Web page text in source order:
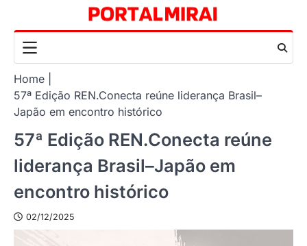
content
Home
57ª Edição REN.Conecta reúne liderança Brasil–
Japão em encontro histórico
57ª Edição REN.Conecta reúne
liderança Brasil–Japão em
encontro histórico
02/12/2025